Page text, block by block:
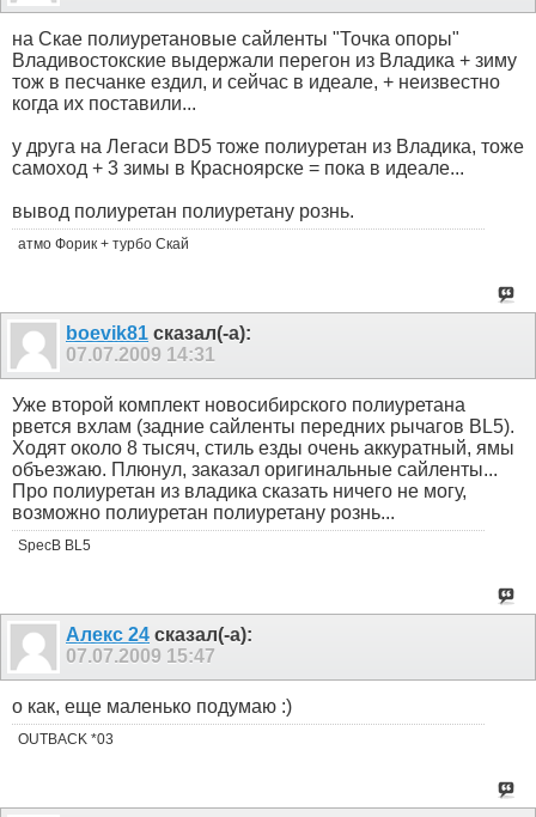
на Скае полиуретановые сайленты "Точка опоры"
Владивостокские выдержали перегон из Владика + зиму
тож в песчанке ездил, и сейчас в идеале, + неизвестно
когда их поставили...
у друга на Легаси BD5 тоже полиуретан из Владика, тоже
самоход + 3 зимы в Красноярске = пока в идеале...
вывод полиуретан полиуретану рознь.
атмо Форик + турбо Скай
boevik81 сказал(-а):
07.07.2009 14:31
Уже второй комплект новосибирского полиуретана
рвется вхлам (задние сайленты передних рычагов BL5).
Ходят около 8 тысяч, стиль езды очень аккуратный, ямы
объезжаю. Плюнул, заказал оригинальные сайленты...
Про полиуретан из владика сказать ничего не могу,
возможно полиуретан полиуретану рознь...
SpecB BL5
Алекс 24 сказал(-а):
07.07.2009 15:47
о как, еще маленько подумаю :)
OUTBACK *03